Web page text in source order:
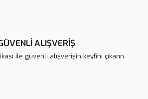
bilgiler bulunuyor.
ALIŞVERİŞ
ile güvenli alışverişin keyfini çıkarın.